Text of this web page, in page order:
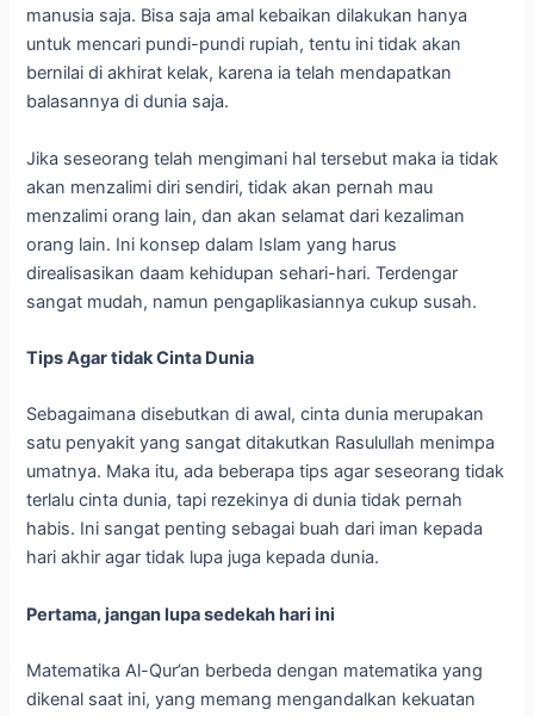
manusia saja. Bisa saja amal kebaikan dilakukan hanya
untuk mencari pundi-pundi rupiah, tentu ini tidak akan
bernilai di akhirat kelak, karena ia telah mendapatkan
balasannya di dunia saja.
Jika seseorang telah mengimani hal tersebut maka ia tidak
akan menzalimi diri sendiri, tidak akan pernah mau
menzalimi orang lain, dan akan selamat dari kezaliman
orang lain. Ini konsep dalam Islam yang harus
direalisasikan daam kehidupan sehari-hari. Terdengar
sangat mudah, namun pengaplikasiannya cukup susah.
Tips Agar tidak Cinta Dunia
Sebagaimana disebutkan di awal, cinta dunia merupakan
satu penyakit yang sangat ditakutkan Rasulullah menimpa
umatnya. Maka itu, ada beberapa tips agar seseorang tidak
terlalu cinta dunia, tapi rezekinya di dunia tidak pernah
habis. Ini sangat penting sebagai buah dari iman kepada
hari akhir agar tidak lupa juga kepada dunia.
Pertama, jangan lupa sedekah hari ini
Matematika Al-Qur’an berbeda dengan matematika yang
dikenal saat ini, yang memang mengandalkan kekuatan